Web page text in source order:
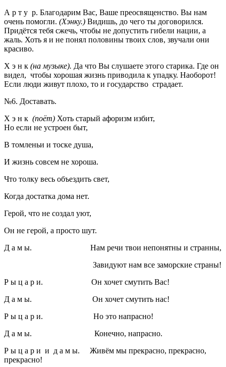
А р т у р. Благодарим Вас, Ваше преосвященство. Вы нам
очень помогли. (Хэнку.) Видишь, до чего ты договорился.
Придётся тебя сжечь, чтобы не допустить гибели нации, а
жаль. Хоть я и не понял половины твоих слов, звучали они
красиво.
Х э н к (на музыке). Да что Вы слушаете этого старика. Где он
видел, чтобы хорошая жизнь приводила к упадку. Наоборот!
Если люди живут плохо, то и государство страдает.
№6. Доставать.
Х э н к (поёт) Хоть старый афоризм избит,
Но если не устроен быт,
В томленьи и тоске душа,
И жизнь совсем не хороша.
Что толку весь объездить свет,
Когда достатка дома нет.
Герой, что не создал уют,
Он не герой, а просто шут.
Д а м ы. Нам речи твои непонятны и странны,
Завидуют нам все заморские страны!
Р ы ц а р и. Он хочет смутить Вас!
Д а м ы. Он хочет смутить нас!
Р ы ц а р и. Но это напрасно!
Д а м ы. Конечно, напрасно.
Р ы ц а р и и д а м ы. Живём мы прекрасно, прекрасно,
прекрасно!